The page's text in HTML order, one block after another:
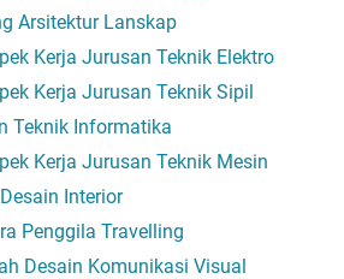
Arsitektur Lanskap
Kerja Jurusan Teknik Elektro
Kerja Jurusan Teknik Sipil
Teknik Informatika
Kerja Jurusan Teknik Mesin
Interior
Penggila Travelling
Desain Komunikasi Visual